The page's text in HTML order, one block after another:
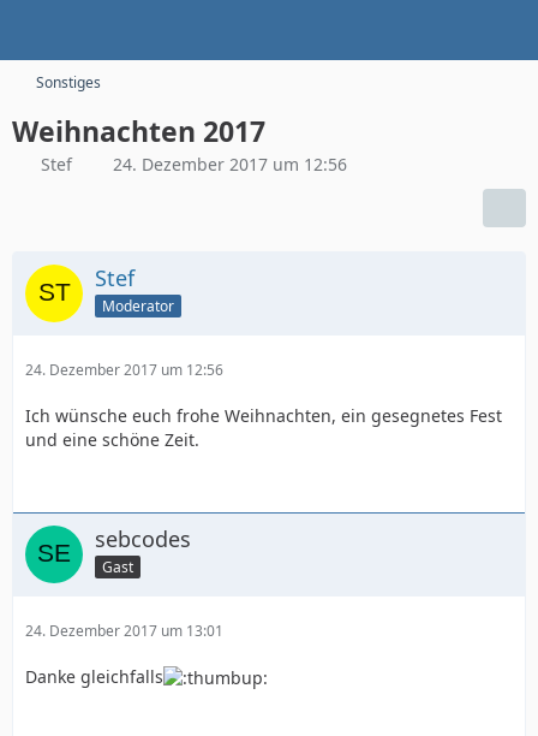
Sonstiges
Weihnachten 2017
Stef 24. Dezember 2017 um 12:56
Stef
Moderator
24. Dezember 2017 um 12:56
Ich wünsche euch frohe Weihnachten, ein gesegnetes Fest
und eine schöne Zeit.
sebcodes
Gast
24. Dezember 2017 um 13:01
Danke gleichfalls